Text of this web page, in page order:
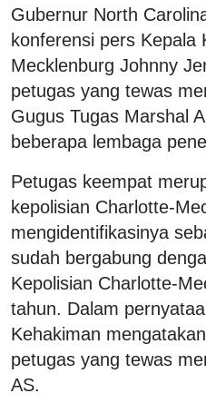
Gubernur North
konferensi pers Kepala
Mecklenburg Johnny
petugas yang tewas
Gugus Tugas Marshal
beberapa lembaga
Petugas keempat
kepolisian Charlotte-
mengidentifikasinya
sudah bergabung
Kepolisian Charlotte-
tahun. Dalam
Kehakiman
petugas yang tewas
AS.